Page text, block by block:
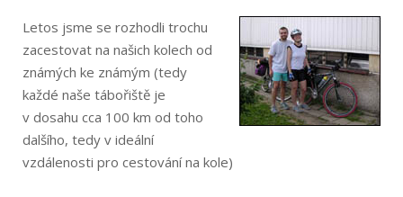
Letos jsme se rozhodli trochu
zacestovat na našich kolech od
známých ke známým (tedy
každé naše tábořiště je
v dosahu cca 100 km od toho
dalšího, tedy v ideální
vzdálenosti pro cestování na kole)